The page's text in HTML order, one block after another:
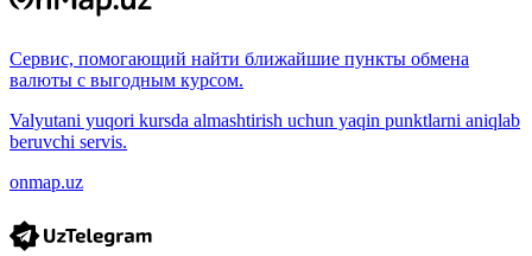
Сервис, помогающий найти ближайшие пункты обмена
валюты с выгодным курсом.
Valyutani yuqori kursda almashtirish uchun yaqin punktlarni aniqlab
beruvchi servis.
onmap.uz